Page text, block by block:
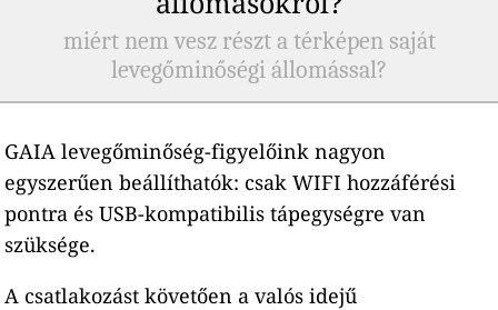
miért nem vesz részt a térképen saját
levegőminőségi állomással?
GAIA levegőminőség-figyelőink nagyon
egyszerűen beállíthatók: csak WIFI hozzáférési
pontra és USB-kompatibilis tápegységre van
szüksége.
A csatlakozást követően a valós idejű